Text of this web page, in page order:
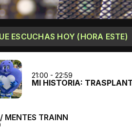
ESCUCHAS HOY (HORA ESTE)